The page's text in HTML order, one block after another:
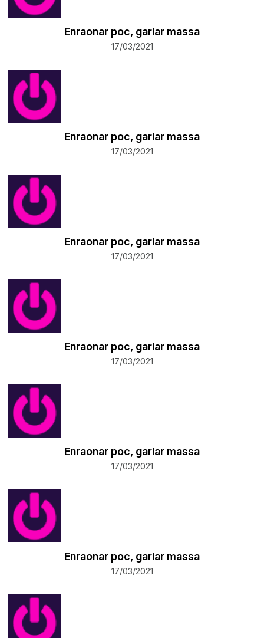
Enraonar poc, garlar massa
17/03/2021
Enraonar poc, garlar massa
17/03/2021
Enraonar poc, garlar massa
17/03/2021
Enraonar poc, garlar massa
17/03/2021
Enraonar poc, garlar massa
17/03/2021
Enraonar poc, garlar massa
17/03/2021